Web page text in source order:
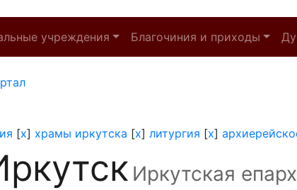
учреждения Благочиния и приходы
[x] храмы иркутска [x] литургия [x]
Иркутская